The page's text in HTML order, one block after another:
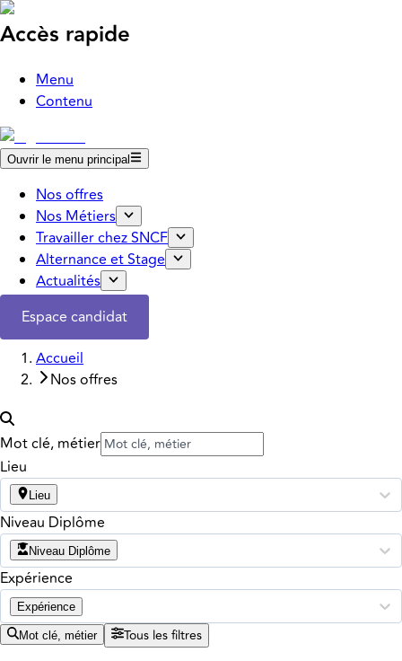
Accès rapide
Menu
Contenu
Ouvrir le menu principal
Nos offres
Nos Métiers
Travailler chez SNCF
Alternance et Stage
Actualités
Espace candidat
Accueil
Nos offres
Mot clé, métier
Lieu
Lieu
Niveau Diplôme
Niveau Diplôme
Expérience
Expérience
Mot clé, métier Tous les filtres